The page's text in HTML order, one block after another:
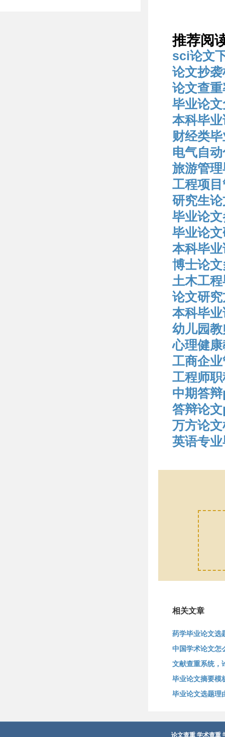
推荐阅
sci论文
论文抄
论文查
毕业论
本科毕
财经类
电气自
旅游管
工程项
研究生
毕业论
毕业论
本科毕
博士论
土木工
论文研
本科毕
幼儿园
心理健
工商企
工程师
中期答
答辩论
万方论
英语专
相关文章
药学毕业论文选
中国学术论文怎
文献查重系统，
毕业论文摘要模
毕业论文选题理
论文查重 学术查重